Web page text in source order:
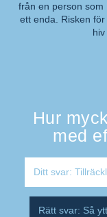
Kommentar:
från en person som
ett enda. Risken
Hur
med
Ditt svar:
Rätt svar: Så